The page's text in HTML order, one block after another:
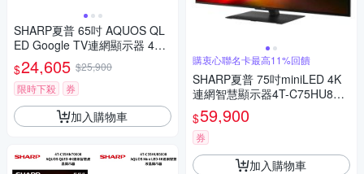
SHARP夏普 65吋 AQUOS QL
ED Google TV連網顯示器 4T-
C65HL6500X
$24,605 $25,900
限時下殺
券
加入購物車
購衷心聯名卡最高11%回饋
SHARP夏普 75吋miniLED 4K
連網智慧顯示器4T-C75HU850
0X 含標準安裝 送7-11商品卡2
300元
$59,900
券
加入購物車